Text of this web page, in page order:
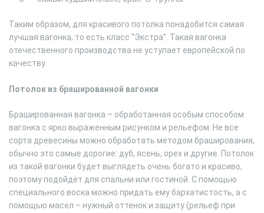
Таким образом, для красивого потолка понадобится самая
лучшая вагонка, то есть класс “Экстра”. Такая вагонка
отечественного производства не уступает европейской по
качеству.
Потолок из брашированной вагонки
Брашированная вагонка – обработанная особым способом
вагонка с ярко выраженным рисунком и рельефом. Не все
сорта древесины можно обработать методом браширования,
обычно это самые дорогие: дуб, ясень, орех и другие. Потолок
из такой вагонки будет выглядеть очень богато и красиво,
поэтому подойдет для спальни или гостиной. С помощью
специального воска можно придать ему бархатистость, а с
помощью масел – нужный оттенок и защиту (рельеф при